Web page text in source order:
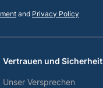
and Privacy Policy
Vertrauen und Sicherheit
Unser Versprechen